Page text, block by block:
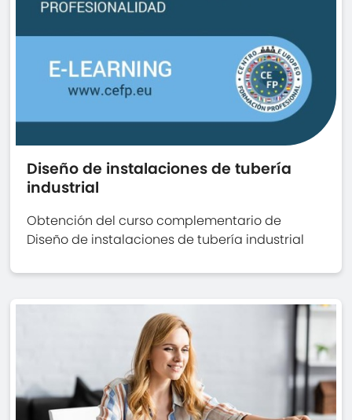
Diseño de instalaciones de tubería
industrial
Obtención del curso complementario de
Diseño de instalaciones de tubería industrial